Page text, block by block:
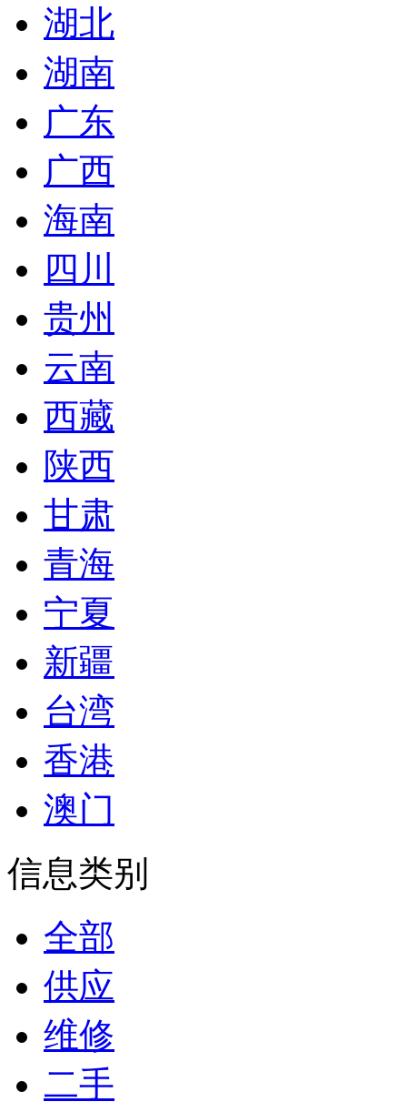
湖北
湖南
广东
广西
海南
四川
贵州
云南
西藏
陕西
甘肃
青海
宁夏
新疆
台湾
香港
澳门
信息类别
全部
供应
维修
二手